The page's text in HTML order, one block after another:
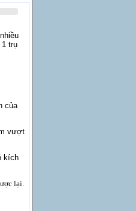
1 trụ
của
vượt
kích
lại.